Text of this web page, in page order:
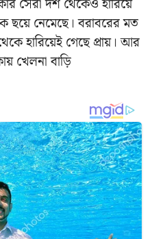
ছয়ে নেমেছে। বরাবরের মত
হারিয়েই গেছে প্রায়। আর
খেলনা বাড়ি